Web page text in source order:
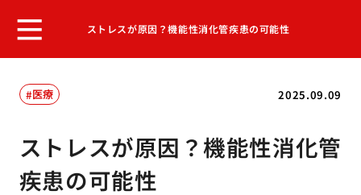
ストレスが原因？機能性消化管疾患の可能性
2025.09.09
医療
ストレスが原因？機能性消化管
疾患の可能性